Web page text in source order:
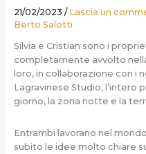
21/02/2023 / Lascia un
Berto Salotti
Silvia e Cristian sono i
completamente avvolto
loro, in collaborazione con i
Lagravinese Studio, l’intero
giorno, la zona notte e la
Entrambi lavorano nel
subito le idee molto chiare